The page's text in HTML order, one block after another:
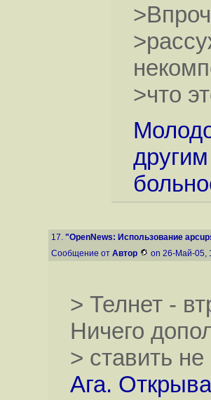
>что
17. "OpenNews: Использование
Сообщение от Автор on 26-Май-05,
> Телнет -
Ничего
> ставить
Ага.